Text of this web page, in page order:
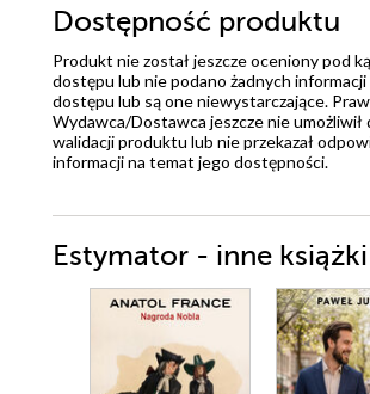
Dostępność produktu
Produkt nie został jeszcze oceniony pod
dostępu lub nie podano żadnych
dostępu lub są one niewystarczające.
Wydawca/Dostawca jeszcze nie umożliwił
walidacji produktu lub nie przekazał
informacji na temat jego dostępności.
Estymator - inne książki